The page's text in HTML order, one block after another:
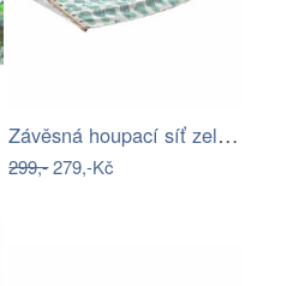
Závěsná houpací síť zelené listy
299,-279,-Kč